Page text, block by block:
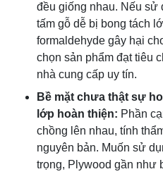
đều giống nhau. Nếu sử
tấm gỗ dễ bị bong tách
formaldehyde gây hại
chọn sản phẩm đạt tiêu
nhà cung cấp uy tín.
Bề mặt chưa thật sự
lớp hoàn thiện: Phần
chồng lên nhau, tính
nguyên bản. Muốn sử
trọng, Plywood gần như